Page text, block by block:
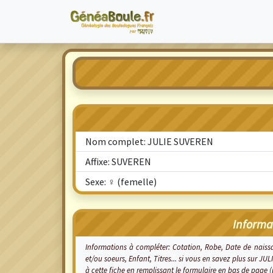
Nom complet: JULIE SUVEREN
Affixe: SUVEREN
Sexe: ♀ (femelle)
Informations à compléter: Cotation, Robe, Date de
et/ou soeurs, Enfant, Titres... si vous en savez plus sur
à cette fiche en remplissant le formulaire en bas de page